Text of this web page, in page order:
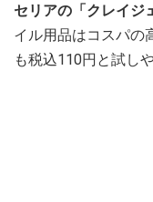
セリアの「クレイジ
イル用品はコスパの
も税込110円と試し